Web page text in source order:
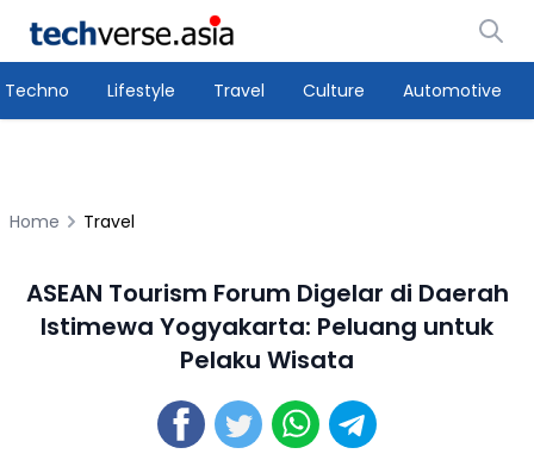
Techno Lifestyle Travel Culture Automotive
Home Travel
ASEAN Tourism Forum Digelar di Daerah
Istimewa Yogyakarta: Peluang untuk
Pelaku Wisata